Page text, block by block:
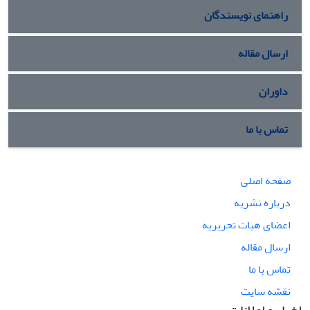
راهنمای نویسندگان
ارسال مقاله
داوران
تماس با ما
صفحه اصلی
درباره نشریه
اعضای هیات تحریریه
ارسال مقاله
تماس با ما
نقشه سایت